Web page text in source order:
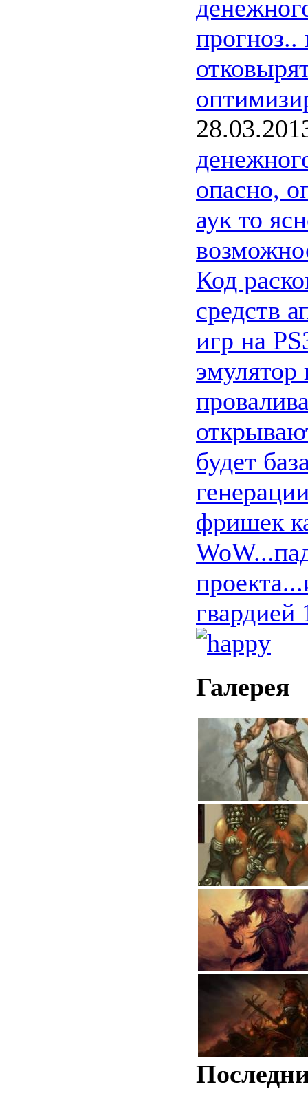
прогноз..
опасно,
аук то
Код
средств
игр на
будет
фришек
гвардией
Галерея